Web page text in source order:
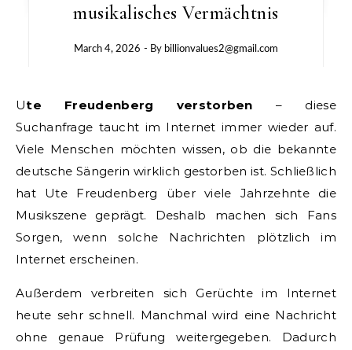
musikalisches Vermächtnis
March 4, 2026 - By billionvalues2@gmail.com
Ute Freudenberg verstorben – diese
Suchanfrage taucht im Internet immer wieder auf.
Viele Menschen möchten wissen, ob die bekannte
deutsche Sängerin wirklich gestorben ist. Schließlich
hat Ute Freudenberg über viele Jahrzehnte die
Musikszene geprägt. Deshalb machen sich Fans
Sorgen, wenn solche Nachrichten plötzlich im
Internet erscheinen.
Außerdem verbreiten sich Gerüchte im Internet
heute sehr schnell. Manchmal wird eine Nachricht
ohne genaue Prüfung weitergegeben. Dadurch